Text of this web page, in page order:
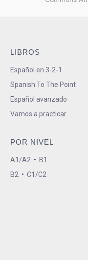
LIBROS
Español en 3-2-1
Spanish To The Point
Español avanzado
Vamos a practicar
POR NIVEL
A1/A2 • B1
B2 • C1/C2